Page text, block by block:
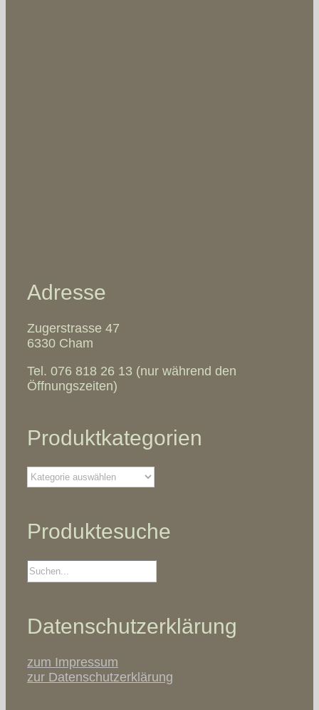
Adresse
Zugerstrasse 47
6330 Cham
Tel. 076 818 26 13 (nur während den
Öffnungszeiten)
Produktkategorien
Produktesuche
Datenschutzerklärung
zum Impressum
zur Datenschutzerklärung